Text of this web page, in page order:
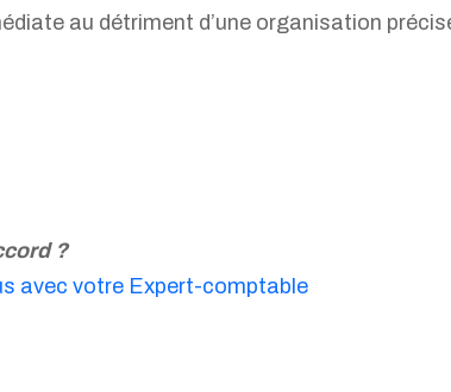
au détriment d’une organisation
?
avec votre Expert-comptable